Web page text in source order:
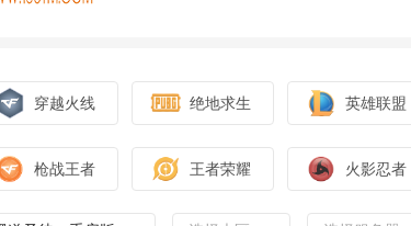
穿越火线 绝地求生 英雄联盟
枪战王者 王者荣耀 火影忍者